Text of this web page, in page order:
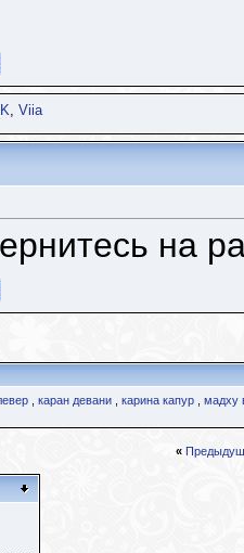
, Viia
на
каран девани карина капур
мадху
«